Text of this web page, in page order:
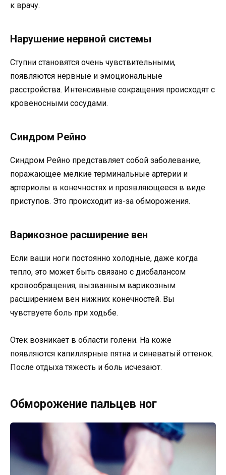
к врачу.
Нарушение нервной системы
Ступни становятся очень чувствительными,
появляются нервные и эмоциональные
расстройства. Интенсивные сокращения происходят с
кровеносными сосудами.
Синдром Рейно
Синдром Рейно представляет собой заболевание,
поражающее мелкие терминальные артерии и
артериолы в конечностях и проявляющееся в виде
приступов. Это происходит из-за обморожения.
Варикозное расширение вен
Если ваши ноги постоянно холодные, даже когда
тепло, это может быть связано с дисбалансом
кровообращения, вызванным варикозным
расширением вен нижних конечностей. Вы
чувствуете боль при ходьбе.
Отек возникает в области голени. На коже
появляются капиллярные пятна и синеватый оттенок.
После отдыха тяжесть и боль исчезают.
Обморожение пальцев ног